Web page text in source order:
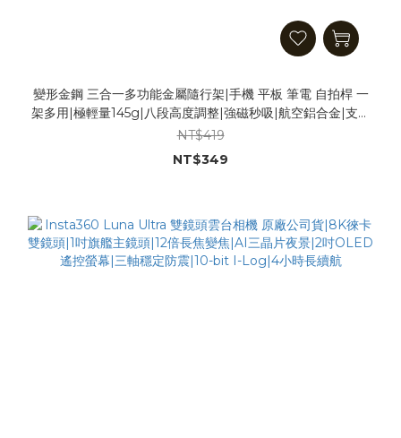
變形金鋼 三合一多功能金屬隨行架|手機 平板 筆電 自拍桿 一
架多用|極輕量145g|八段高度調整|強磁秒吸|航空鋁合金|支架
界的變形金剛| 平板架 筆電架 電腦架 手機架
NT$419
NT$349